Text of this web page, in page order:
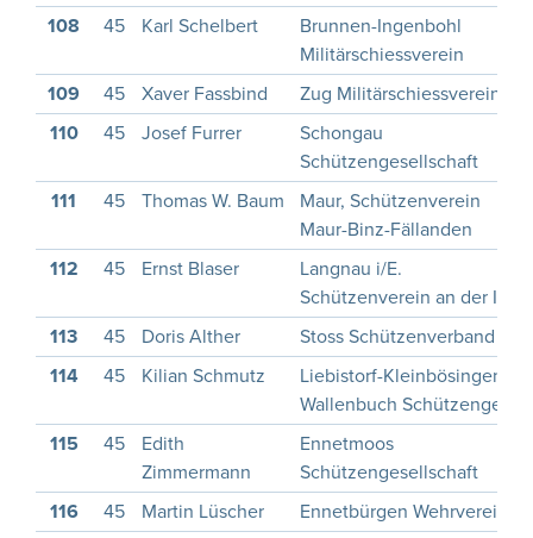
108
45 Karl Schelbert
Brunnen-Ingenbohl
Militärschiessverein
109
45 Xaver Fassbind
Zug Militärschiessverein
110
45 Josef Furrer
Schongau
Schützengesellschaft
111
45 Thomas W. Baum
Maur, Schützenverein
Maur-Binz-Fällanden
112
45 Ernst Blaser
Langnau i/E.
Schützenverein an der Ilfis
113
45 Doris Alther
Stoss Schützenverband
114
45 Kilian Schmutz
Liebistorf-Kleinbösingen-
Wallenbuch Schützenges.
115
45
Edith
Zimmermann
Ennetmoos
Schützengesellschaft
116
45 Martin Lüscher
Ennetbürgen Wehrverein